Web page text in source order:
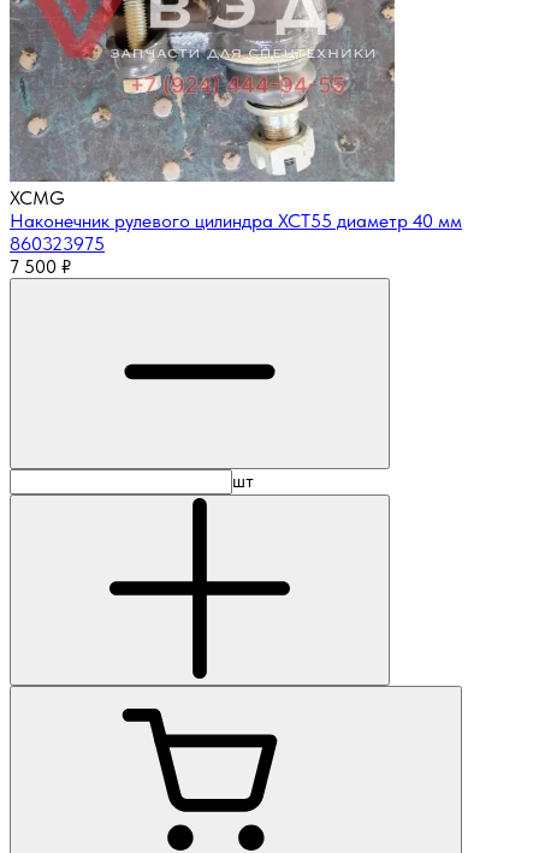
XCMG
Наконечник рулевого цилиндра XCT55 диаметр 40 мм
860323975
7 500 ₽
шт